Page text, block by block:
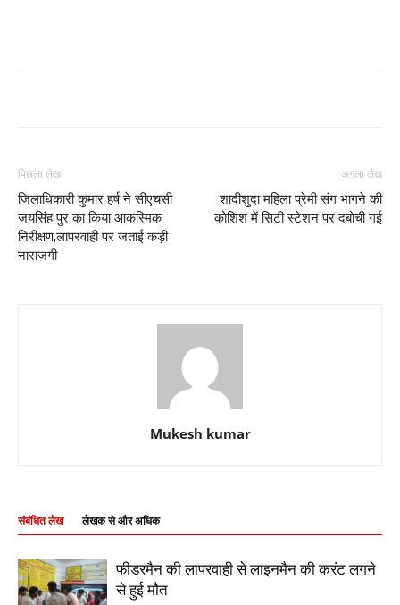
पिछला लेख
जिलाधिकारी कुमार हर्ष ने सीएचसी
जयसिंह पुर का किया आकस्मिक
निरीक्षण,लापरवाही पर जताई कड़ी
नाराजगी
अगला लेख
शादीशुदा महिला प्रेमी संग भागने की
कोशिश में सिटी स्टेशन पर दबोची गई
Mukesh kumar
संबंधित लेख लेखक से और अधिक
फीडरमैन की लापरवाही से लाइनमैन की करंट लगने
से हुई मौत